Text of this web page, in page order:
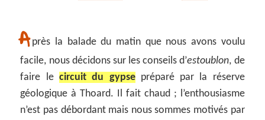
Après la balade du matin que nous avons voulu
facile, nous décidons sur les conseils d’estoublon, de
faire le circuit du gypsepréparé par la réserve
géologique à Thoard. Il fait chaud ; l’enthousiasme
n’est pas débordant mais nous sommes motivés par